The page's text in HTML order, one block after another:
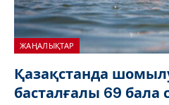
ЖАҢАЛЫҚТАР
Қазақстанда
басталғалы 69 бала